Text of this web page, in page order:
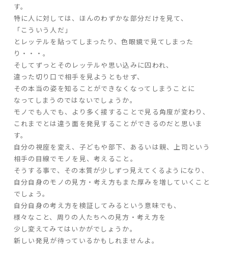
す。
特に人に対しては、ほんのわずかな部分だけを見て、
「こういう人だ」
とレッテルを貼ってしまったり、色眼鏡で見てしまった
り・・・。
そしてずっとそのレッテルや思い込みに囚われ、
違った切り口で相手を見ようともせず、
その本当の姿を知ることができなくなってしまうことに
なってしまうのではないでしょうか。
モノでも人でも、より多く接することで見る角度が変わり、
これまでとは違う面を発見することができるのだと思いま
す。
自分の視座を変え、子どもや部下、あるいは親、上司という
相手の目線でモノを見、考えること。
そうする事で、その本質が少しずつ見えてくるようになり、
自分自身のモノの見方・考え方もまた厚みを増していくこと
でしょう。
自分自身の考え方を検証してみるという意味でも、
様々なこと、周りの人たちへの見方・考え方を
少し変えてみてはいかがでしょうか。
新しい発見が待っているかもしれませんよ。